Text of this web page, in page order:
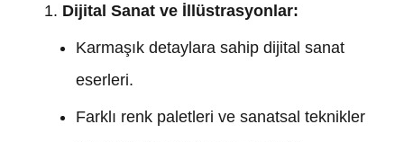
Dijital Sanat ve İllüstrasyonlar:
Karmaşık detaylara sahip dijital sanat
eserleri.
Farklı renk paletleri ve sanatsal teknikler